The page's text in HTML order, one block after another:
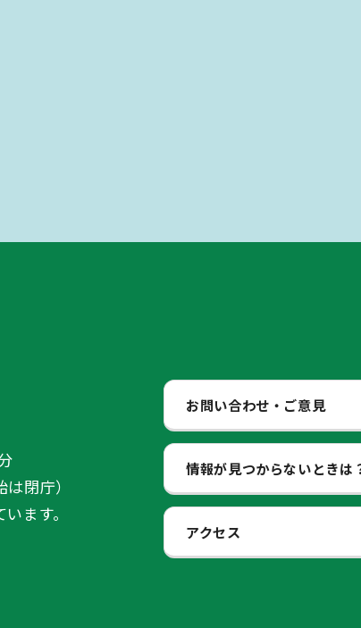
閉庁）
ます。
お問い合わせ・ご意見
情報が見つからないときは
アクセス